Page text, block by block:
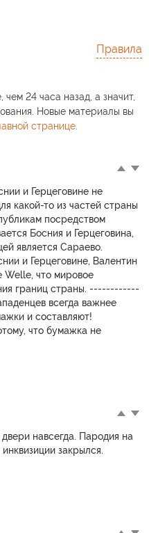
после
слов
по
Правила
24 часа назад, а значит,
Новые материалы вы
странице.
и Герцеговине не
какой-то из частей страны
посредством
Босния и Герцеговина,
является Сараево.
и Герцеговине, Валентин
Wellе, что мировое
границ страны. ------------
всегда важнее
и составляют!
что бумажка не
навсегда. Пародия на
закрылся.